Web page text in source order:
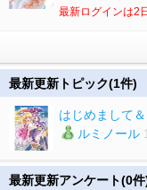
最新ログインは2
最新更新トピック(1件)
はじめまして
ルミノール
最新更新アンケート(0件